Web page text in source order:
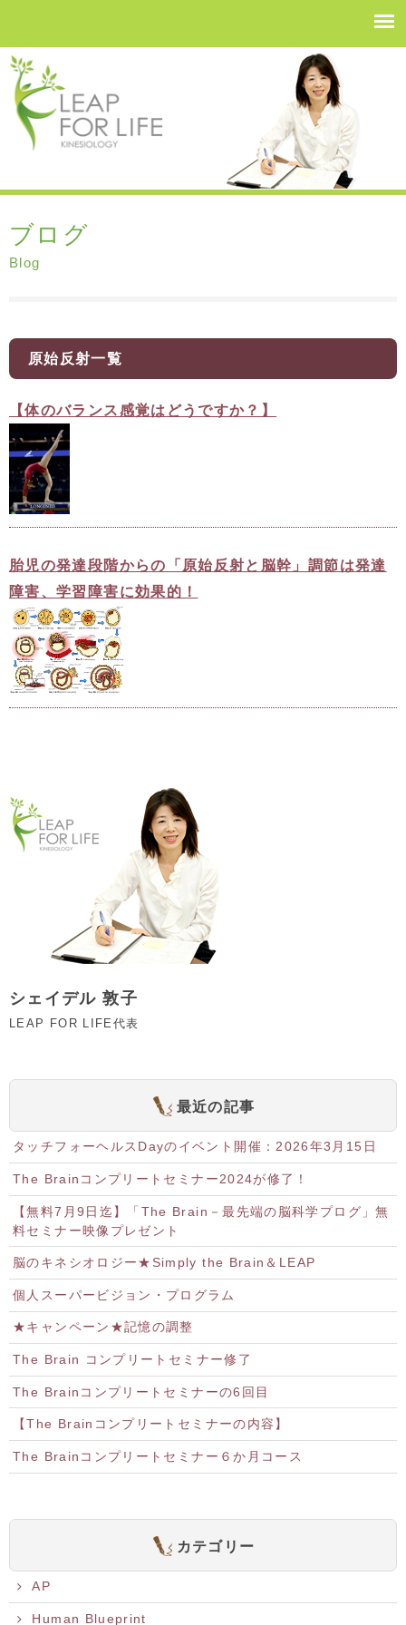
ブログ
Blog
原始反射一覧
【体のバランス感覚はどうですか？】
胎児の発達段階からの「原始反射と脳幹」調節は発達
障害、学習障害に効果的！
シェイデル 敦子
LEAP FOR LIFE代表
最近の記事
タッチフォーヘルスDayのイベント開催：2026年3月15日
The Brainコンプリートセミナー2024が修了！
【無料7月9日迄】「The Brain－最先端の脳科学プログ」無
料セミナー映像プレゼント
脳のキネシオロジー★Simply the Brain＆LEAP
個人スーパービジョン・プログラム
★キャンペーン★記憶の調整
The Brain コンプリートセミナー修了
The Brainコンプリートセミナーの6回目
【The Brainコンプリートセミナーの内容】
The Brainコンプリートセミナー６か月コース
カテゴリー
AP
Human Blueprint